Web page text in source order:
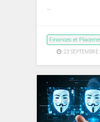
Finances et
23